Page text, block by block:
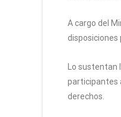
A cargo del
disposiciones
Lo
participantes
derechos.